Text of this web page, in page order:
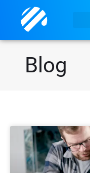
Blog